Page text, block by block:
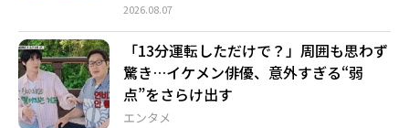
2026.08.07
エンタメ
「13分運転しただけで？」周囲も思わず
驚き…イケメン俳優、意外すぎる“弱
点”をさらけ出す